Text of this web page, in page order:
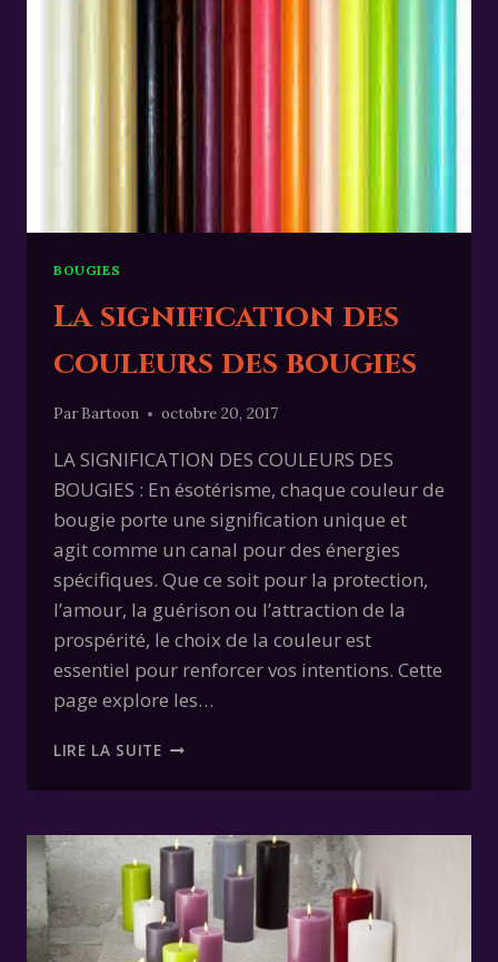
BOUGIES
La signification des
couleurs des bougies
Par Bartoon octobre 20, 2017
LA SIGNIFICATION DES COULEURS DES
BOUGIES : En ésotérisme, chaque couleur de
bougie porte une signification unique et
agit comme un canal pour des énergies
spécifiques. Que ce soit pour la protection,
l’amour, la guérison ou l’attraction de la
prospérité, le choix de la couleur est
essentiel pour renforcer vos intentions. Cette
page explore les…
LIRE LA SUITELA
DES
DES
BOUGIES